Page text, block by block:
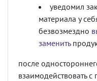
уведомил
материала у
безвозмездно
заменить
после
взаимодействовать